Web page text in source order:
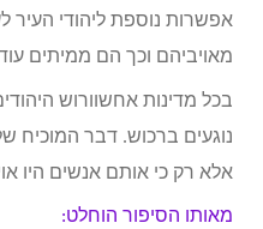
אפשרות נוספת ליהודי העיר
מאויביהם וכך הם ממיתים עוד 300 איש ולא נוגעים
נוגעים ברכוש. דבר המוכיח
אלא רק כי אותם אנשים היו
מאותו הסיפור הוחלט: